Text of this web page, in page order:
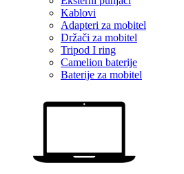
Kablovi
Adapteri za mobitel
Držači za mobitel
Tripod I ring
Camelion baterije
Baterije za mobitel